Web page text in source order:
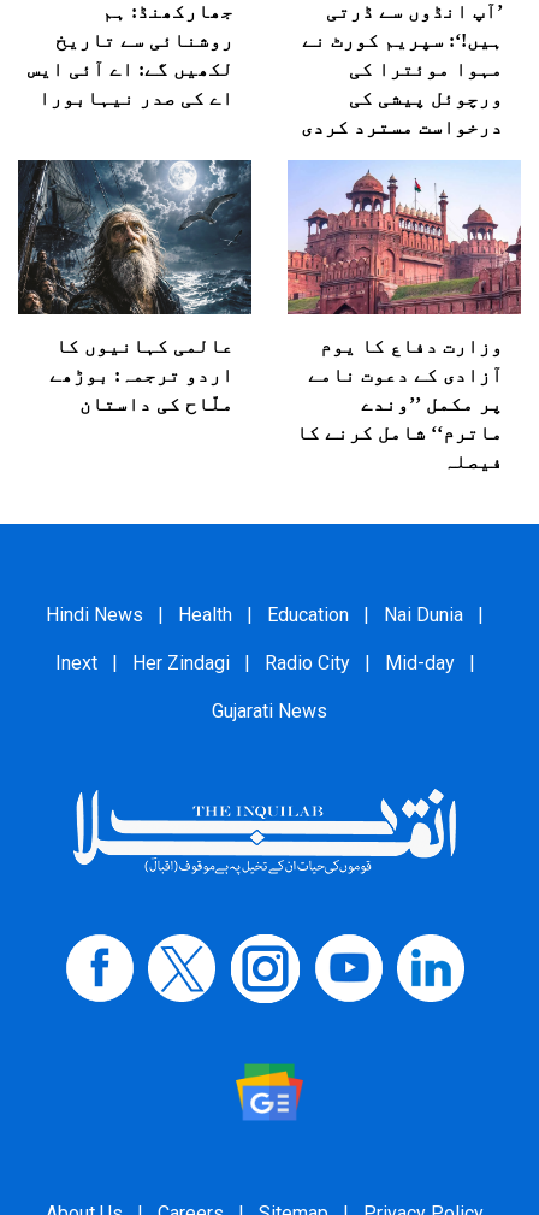
’آپ انڈوں سے ڈرتی
ہیں!‘: سپریم کورٹ نے
مہوا موئترا کی
ورچوئل پیشی کی
درخواست مسترد کردی
جھارکھنڈ: ہم
روشنائی سے تاریخ
لکھیں گے: اے آئی ایس
اے کی صدر نیہابورا
وزارت دفاع کا یوم
آزادی کے دعوت نامے
پر مکمل ’’وندے
ماترم‘‘ شامل کرنے کا
فیصلہ
عالمی کہانیوں کا
اردو ترجمہ: بوڑھے
ملّاح کی داستان
Hindi News | Health | Education | Nai Dunia |
Inext | Her Zindagi | Radio City | Mid-day |
Gujarati News